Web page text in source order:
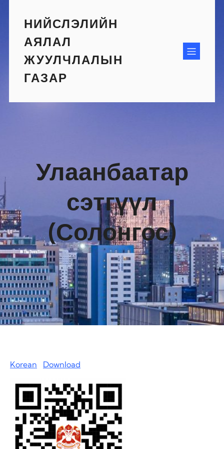
contentНИЙСЛЭЛИЙН
АЯЛАЛ
ЖУУЛЧЛАЛЫН
ГАЗАР
Улаанбаатар
сэтгүүл
(Солонгос)
Korean Download